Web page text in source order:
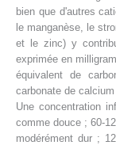
bien que d'autres
le manganèse, le
et le zinc) y
exprimée en
équivalent de
carbonate de
Une concentration
comme douce ; 60-
modérément dur ;